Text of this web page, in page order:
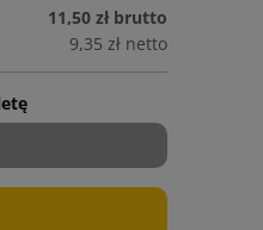
11,50 zł brutto
9,35 zł netto